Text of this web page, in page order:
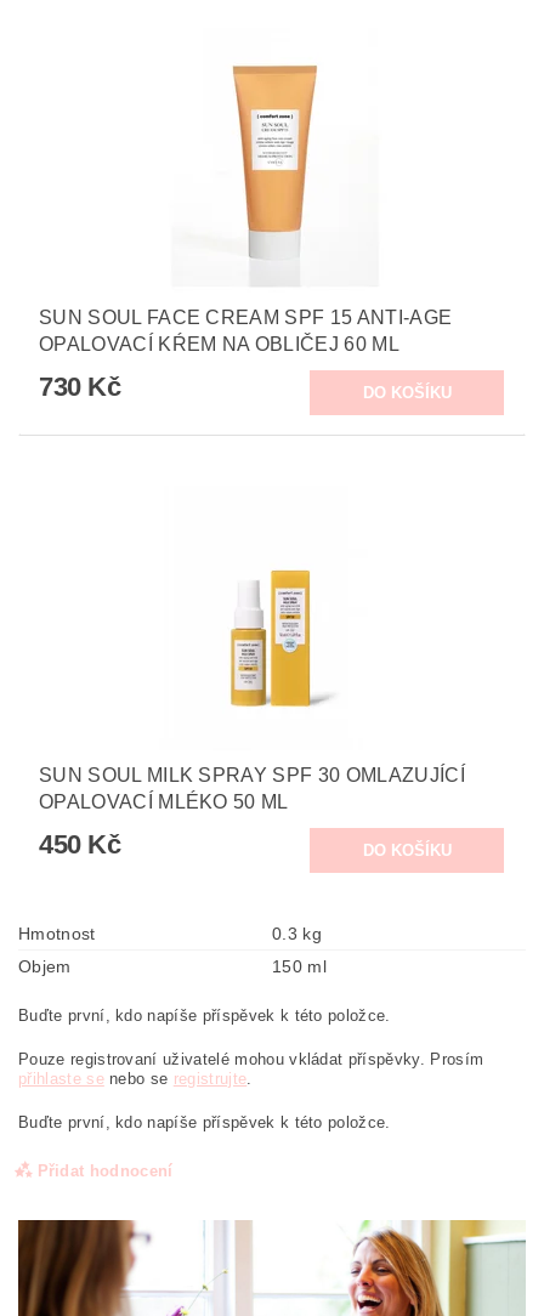
SUN SOUL FACE CREAM SPF 15 ANTI-AGE
OPALOVACÍ KŔEM NA OBLIČEJ 60 ML
730 Kč
SUN SOUL MILK SPRAY SPF 30 OMLAZUJÍCÍ
OPALOVACÍ MLÉKO 50 ML
450 Kč
Hmotnost
0.3 kg
Objem
150 ml
Buďte první, kdo napíše příspěvek k této položce.
Pouze registrovaní uživatelé mohou vkládat příspěvky. Prosím
přihlaste senebo se registrujte.
Buďte první, kdo napíše příspěvek k této položce.
Přidat hodnocení